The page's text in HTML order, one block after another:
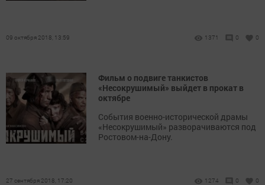
09 октября 2018, 13:59 1371 0 0
Фильм о подвиге танкистов
«Несокрушимый» выйдет в прокат в
октябре
События военно-исторической драмы
«Несокрушимый» разворачиваются под
Ростовом-на-Дону.
27 сентября 2018, 17:20 1274 0 0